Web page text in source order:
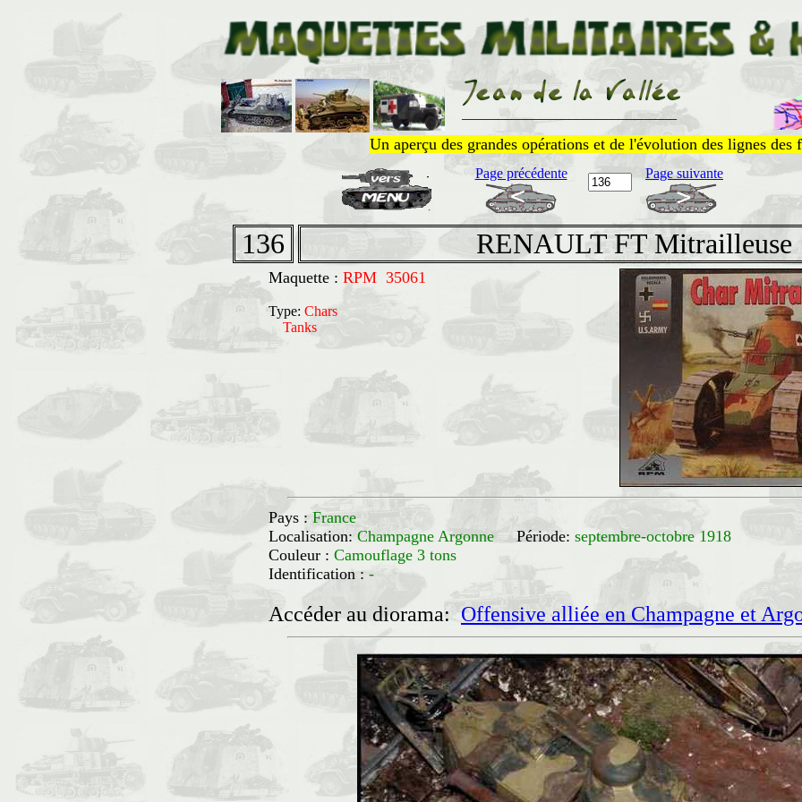
______________________________
Un aperçu des grandes opérations et de l'évolution des lignes des
Page précédente Page suivante
136 RENAULT FT Mitrailleuse
Maquette : RPM 35061
Type: Chars
Tanks
Pays :France
Localisation: Champagne Argonne Période: septembre-octobre 1918
Couleur : Camouflage 3 tons
Identification : -
Accéder au diorama:Offensive alliée en Champagne et